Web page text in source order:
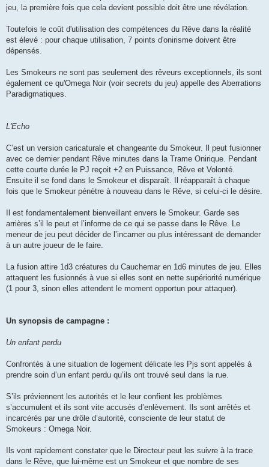
jeu, la première fois que cela devient possible doit être une révélation.
Toutefois le coût d'utilisation des compétences du Rêve dans la réalité
est élevé : pour chaque utilisation, 7 points d'onirisme doivent être
dépensés.
Les Smokeurs ne sont pas seulement des rêveurs exceptionnels, ils sont
également ce qu'Omega Noir (voir secrets du jeu) appelle des Aberrations
Paradigmatiques.
L'Echo
C’est un version caricaturale et changeante du Smokeur. Il peut fusionner
avec ce dernier pendant Rêve minutes dans la Trame Onirique. Pendant
cette courte durée le PJ reçoit +2 en Puissance, Rêve et Volonté.
Ensuite il se fond dans le Smokeur et disparaît. Il réapparaît à chaque
fois que le Smokeur pénètre à nouveau dans le Rêve, si celui-ci le désire.
Il est fondamentalement bienveillant envers le Smokeur. Garde ses
arrières s’il le peut et l’informe de ce qui se passe dans le Rêve. Le
meneur de jeu peut décider de l’incarner ou plus intéressant de demander
à un autre joueur de le faire.
La fusion attire 1d3 créatures du Cauchemar en 1d6 minutes de jeu. Elles
attaquent les fusionnés à vue si elles sont en nette supériorité numérique
(1 pour 3, sinon elles attendent le moment opportun pour attaquer).
Un synopsis de campagne :
Un enfant perdu
Confrontés à une situation de logement délicate les Pjs sont appelés à
prendre soin d’un enfant perdu qu’ils ont trouvé seul dans la rue.
S’ils préviennent les autorités et le leur confient les problèmes
s’accumulent et ils sont vite accusés d’enlèvement. Ils sont arrêtés et
incarcérés par une drôle d’autorité, consciente de leur statut de
Smokeurs : Omega Noir.
Ils vont rapidement constater que le Directeur peut les suivre à la trace
dans le Rêve, que lui-même est un Smokeur et que nombre de ses